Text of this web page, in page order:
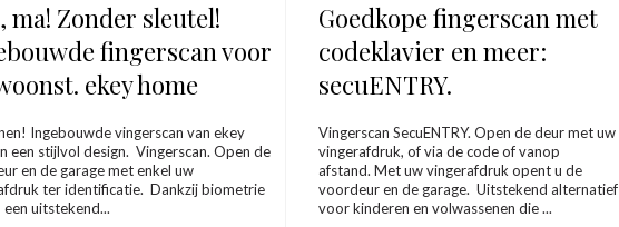
ma! Zonder sleutel!
fingerscan voor
ekey home
Ingebouwde vingerscan van ekey
een stijlvol design. Vingerscan. Open de
en de garage met enkel uw
ter identificatie. Dankzij biometrie
een uitstekend...
Goedkope fingerscan met
codeklavier en meer:
secuENTRY.
Vingerscan SecuENTRY. Open de deur met uw
vingerafdruk, of via de code of vanop
afstand. Met uw vingerafdruk opent u de
voordeur en de garage. Uitstekend alternatief
voor kinderen en volwassenen die ...